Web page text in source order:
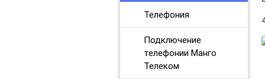
Телефония
Подключение
телефонии Манго
Телеком